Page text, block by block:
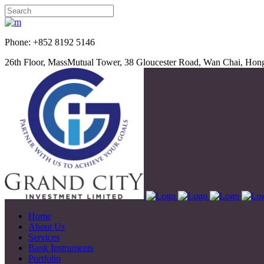
Phone: +852 8192
26th Floor, MassMutual Tower, 38 Gloucester Road, Wan Chai,
Home
About Us
Services
Bank Instruments
Portfolio